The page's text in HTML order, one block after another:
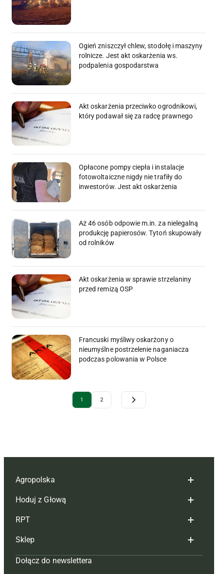
Ogień zniszczył chlew, stodołę i maszyny
rolnicze. Jest akt oskarżenia ws.
podpalenia gospodarstwa
Akt oskarżenia przeciwko ogrodnikowi,
który podawał się za radcę prawnego
Opłacone pompy ciepła i instalacje
fotowoltaiczne nigdy nie trafiły do
inwestorów. Jest akt oskarżenia
Aż 46 osób odpowie m.in. za nielegalną
produkcję papierosów. Tytoń skupowały
od rolników
Akt oskarżenia w sprawie strzelaniny
przed remizą OSP
Francuski myśliwy oskarżony o
nieumyślne postrzelenie naganiacza
podczas polowania w Polsce
Archive Pagination
1 2
Agropolska
Redakcja
Reklama
Tagi
Mapa serwisu
Hoduj z Głową
Hoduj z głową bydło
Hoduj z głową świnie
Prenumerata
RPT
Redakcja
Prenumerata
Sklep
Czasopisma i prenumerata
Dołącz do newslettera